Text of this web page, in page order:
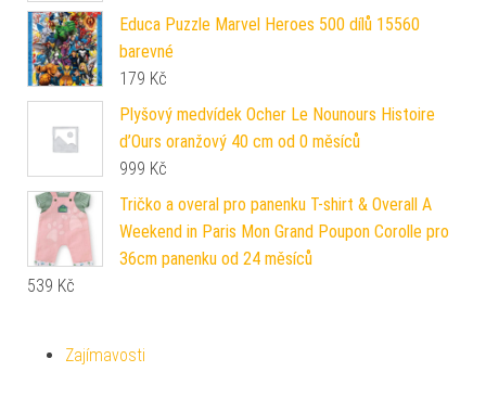
Educa Puzzle Marvel Heroes 500 dílů 15560
barevné
179 Kč
Plyšový medvídek Ocher Le Nounours Histoire
d’Ours oranžový 40 cm od 0 měsíců
999 Kč
Tričko a overal pro panenku T-shirt & Overall A
Weekend in Paris Mon Grand Poupon Corolle pro
36cm panenku od 24 měsíců
539 Kč
Zajímavosti